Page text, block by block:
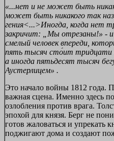
«...нет и не может быть
может быть никакого так
гения<...>Иногда, когда нет
закричит: „Мы отрезаны!» -
смелый человек впереди,
пять тысяч сто́ит тридцати
а иногда пятьдесят тысяч
Аустерлицем» .
Это начало войны 1812 года.
важная сцена. Именно здесь
озлобления против врага.
эпохой для князя. Берг не
готов жаловаться и упрекать
поджигают дома и создают